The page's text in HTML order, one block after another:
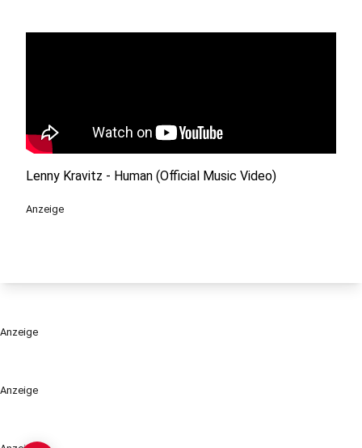
Anzeige
Lenny Kravitz - Human (Official Music Video)
Anzeige
Anzeige